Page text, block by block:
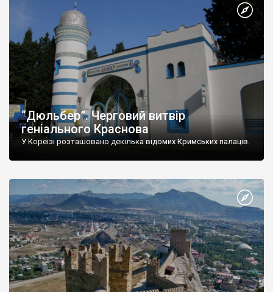
“Дюльбер”. Черговий витвір
геніального Краснова
У Кореїзі розташовано декілька відомих Кримських палаців.